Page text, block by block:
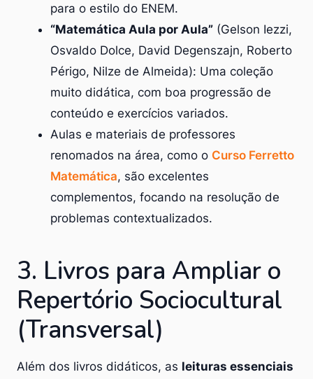
para o estilo do ENEM.
“Matemática Aula por Aula” (Gelson Iezzi,
Osvaldo Dolce, David Degenszajn, Roberto
Périgo, Nilze de Almeida): Uma coleção
muito didática, com boa progressão de
conteúdo e exercícios variados.
Aulas e materiais de professores
renomados na área, como o Curso Ferretto
Matemática, são excelentes
complementos, focando na resolução de
problemas contextualizados.
3. Livros para Ampliar o
Repertório Sociocultural
(Transversal)
Além dos livros didáticos, as leituras essenciais